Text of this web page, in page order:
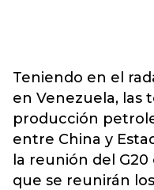
Teniendo en el
en Venezuela, las
producción
entre China y
la reunión del G20
que se reunirán